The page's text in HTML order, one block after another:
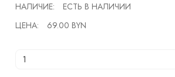
НАЛИЧИЕ:
ЕСТЬ В НАЛИЧИИ
ЦЕНА:
69.00 BYN